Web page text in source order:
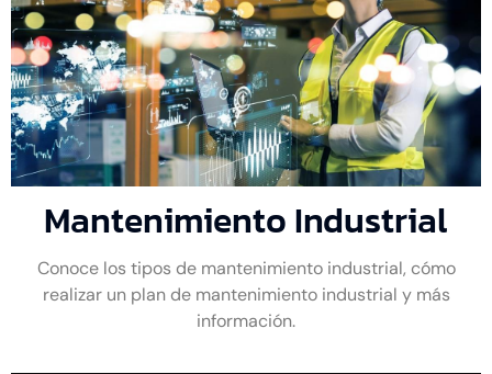
Mantenimiento Industrial
Conoce los tipos de mantenimiento industrial, cómo
realizar un plan de mantenimiento industrial y más
información.